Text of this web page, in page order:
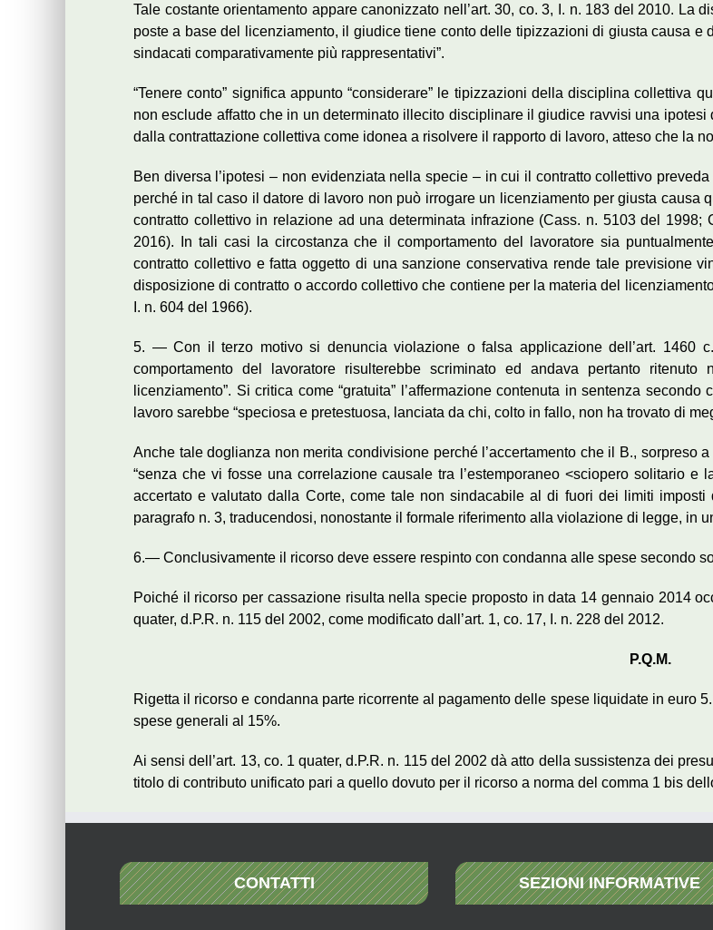
Tale costante orientamento appare canonizzato nell’art. 30, co. 3, I. n. 183 del 2010. La
poste a base del licenziamento, il giudice tiene conto delle tipizzazioni di giusta causa
sindacati comparativamente più rappresentativi”.
“Tenere conto” significa appunto “considerare” le tipizzazioni della disciplina collettiva
non esclude affatto che in un determinato illecito disciplinare il giudice ravvisi una
dalla contrattazione collettiva come idonea a risolvere il rapporto di lavoro, atteso che la
Ben diversa l’ipotesi – non evidenziata nella specie – in cui il contratto collettivo
perché in tal caso il datore di lavoro non può irrogare un licenziamento per giusta causa
contratto collettivo in relazione ad una determinata infrazione (Cass. n. 5103 del
2016). In tali casi la circostanza che il comportamento del lavoratore sia
contratto collettivo e fatta oggetto di una sanzione conservativa rende tale previsione
disposizione di contratto o accordo collettivo che contiene per la materia del
I. n. 604 del 1966).
5. — Con il terzo motivo si denuncia violazione o falsa applicazione dell’art. 1460
comportamento del lavoratore risulterebbe scriminato ed andava pertanto
licenziamento”. Si critica come “gratuita” l’affermazione contenuta in sentenza
lavoro sarebbe “speciosa e pretestuosa, lanciata da chi, colto in fallo, non ha trovato di
Anche tale doglianza non merita condivisione perché l’accertamento che il B., sorpreso
“senza che vi fosse una correlazione causale tra l’estemporaneo <sciopero solitario
accertato e valutato dalla Corte, come tale non sindacabile al di fuori dei limiti
paragrafo n. 3, traducendosi, nonostante il formale riferimento alla violazione di legge, in
6.— Conclusivamente il ricorso deve essere respinto con condanna alle spese secondo
Poiché il ricorso per cassazione risulta nella specie proposto in data 14 gennaio 2014
quater, d.P.R. n. 115 del 2002, come modificato dall’art. 1, co. 17, I. n. 228 del 2012.
P.Q.M.
Rigetta il ricorso e condanna parte ricorrente al pagamento delle spese liquidate in euro
spese generali al 15%.
Ai sensi dell’art. 13, co. 1 quater, d.P.R. n. 115 del 2002 dà atto della sussistenza dei
titolo di contributo unificato pari a quello dovuto per il ricorso a norma del comma 1 bis
CONTATTI SEZIONI INFORMATIVE